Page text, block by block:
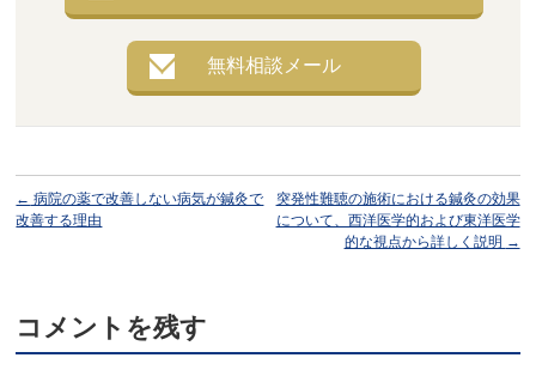
無料相談メール
← 病院の薬で改善しない病気が鍼灸で
改善する理由
突発性難聴の施術における鍼灸の効果
について、西洋医学的および東洋医学
的な視点から詳しく説明 →
コメントを残す